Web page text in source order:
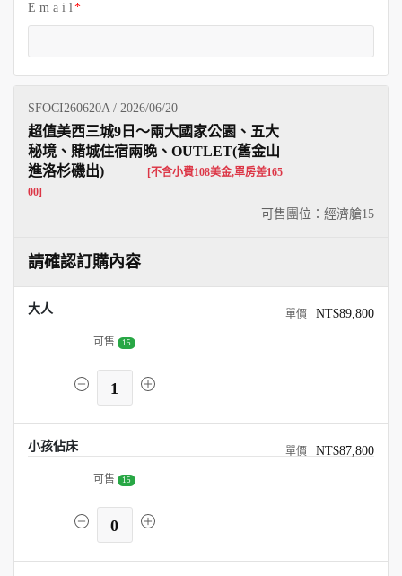
E m a i l
SFOCI260620A / 2026/06/20
可售團位：經濟艙15
超值美西三城9日～兩大國家公園、五大
秘境、賭城住宿兩晚、OUTLET(舊金山
進洛杉磯出)
[不含小費108美金,單房差165
00]
請確認訂購內容
大人 NT$89,800
可售 15
1
小孩佔床 NT$87,800
可售 15
0